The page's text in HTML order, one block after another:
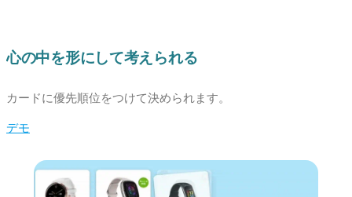
心の中を形にして考えられる
カードに優先順位をつけて決められます。
デモ